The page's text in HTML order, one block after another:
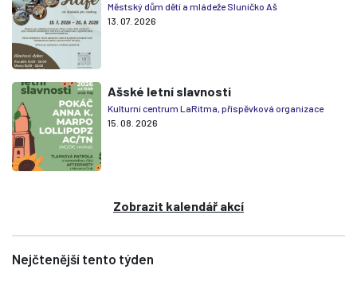
Městský dům dětí a mládeže Sluníčko Aš
13. 07. 2026
Ašské letní slavnosti
Kulturní centrum LaRitma, příspěvková organizace
15. 08. 2026
Zobrazit kalendář akcí
Nejčtenější tento týden